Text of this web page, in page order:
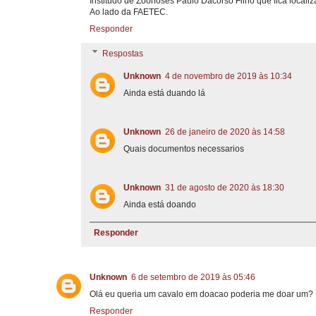
Ao lado da FAETEC.
Responder
Respostas
Unknown 4 de novembro de 2019 às 10:34
Ainda está duando lá
Unknown 26 de janeiro de 2020 às 14:58
Quais documentos necessarios
Unknown 31 de agosto de 2020 às 18:30
Ainda está doando
Responder
Unknown 6 de setembro de 2019 às 05:46
Olá eu queria um cavalo em doacao poderia me doar um?
Responder